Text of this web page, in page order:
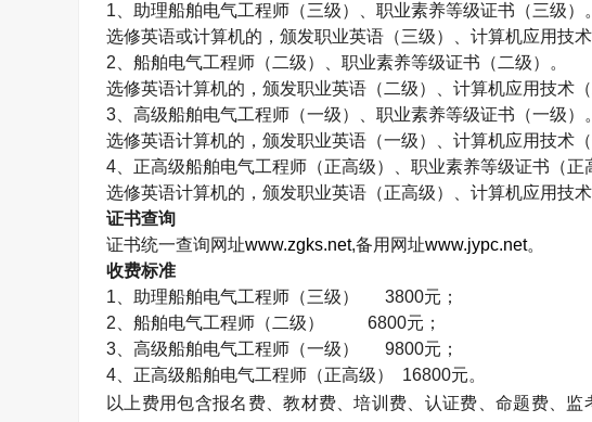
1 、助理船舶电气工程师（三级）、职业素养等级证书（三级）。
选修英语或计算机的，颁发职业英语（三级）、计算机应用技术
2 、船舶电气工程师（二级）、职业素养等级证书（二级）。
选修英语计算机的，颁发职业英语（二级）、计算机应用技术（
3 、高级船舶电气工程师（一级）、职业素养等级证书（一级）。
选修英语计算机的，颁发职业英语（一级）、计算机应用技术（
4 、正高级船舶电气工程师（正高级）、职业素养等级证书（正
选修英语计算机的，颁发职业英语（正高级）、计算机应用技术
证书查询
证书统一查询网址www.zgks.net,备用网址www.jypc.net。
收费标准
1 、助理船舶电气工程师（三级） 3800元；
2 、船舶电气工程师（二级） 6800元；
3 、高级船舶电气工程师（一级） 9800元；
4 、正高级船舶电气工程师（正高级） 16800元。
以上费用包含报名费、教材费、培训费、认证费、命题费、